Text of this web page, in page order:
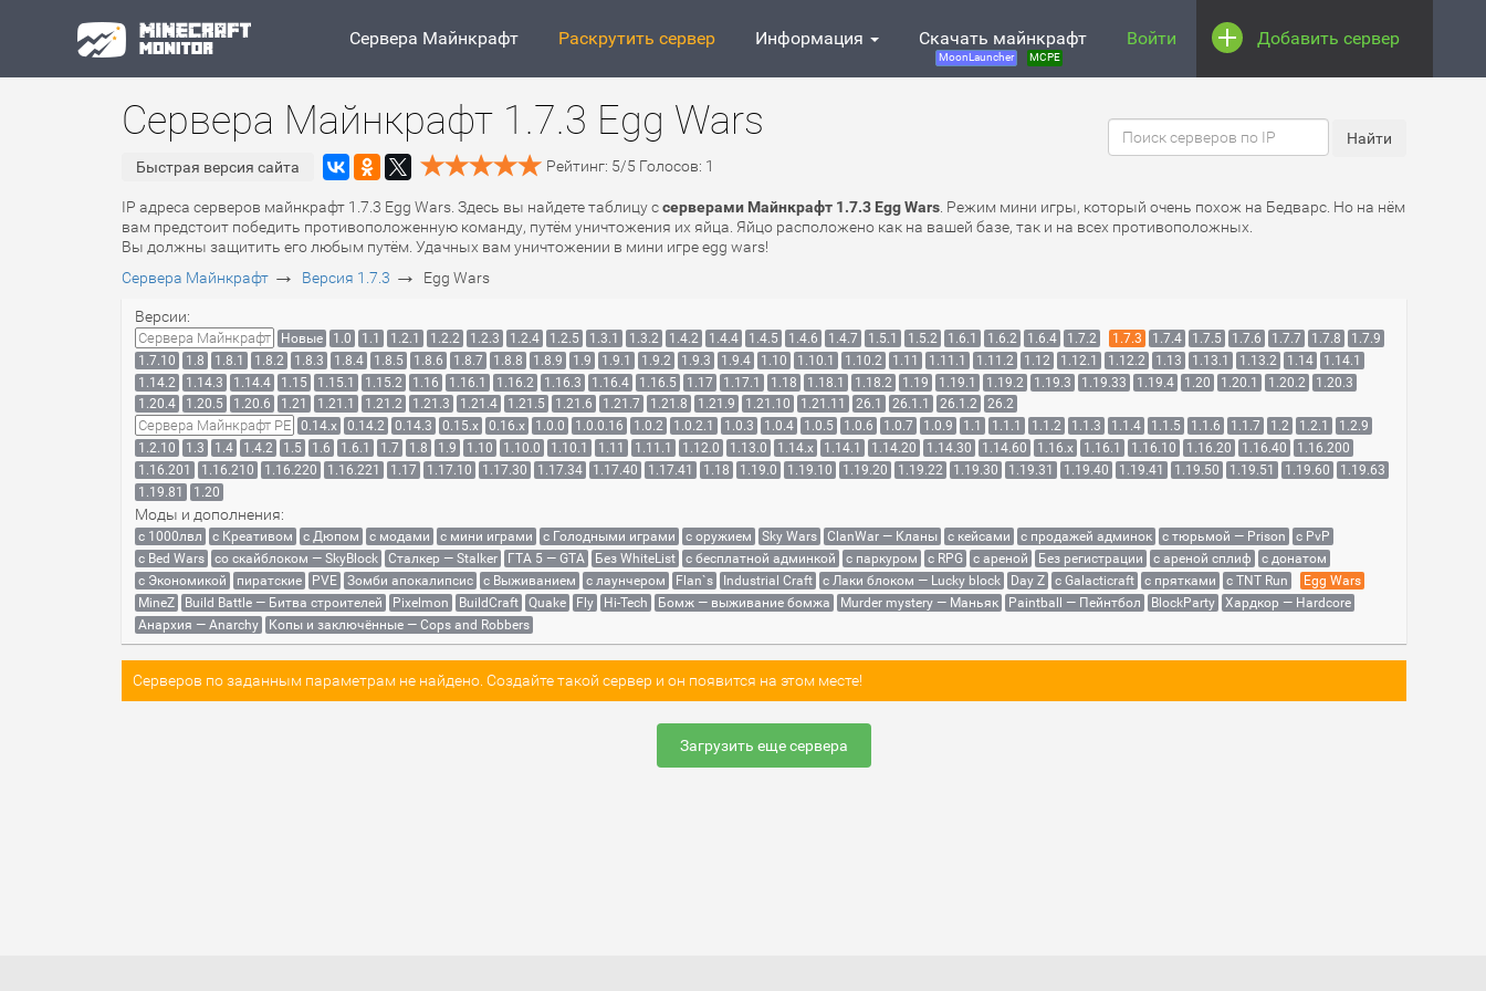
Сервера Майнкрафт Раскрутить сервер Информация Скачать майнкрафт
MoonLauncher MCPE
Войти Добавить сервер
Сервера Майнкрафт 1.7.3 Egg Wars
Быстрая версия сайта Рейтинг: 5/5 Голосов: 1
IP адреса серверов майнкрафт 1.7.3 Egg Wars. Здесь вы найдете таблицу ссерверами Майнкрафт 1.7.3 Egg Wars . Режим мини игры, который очень похож на Бедварс. Но на нём
вам предстоит победить противоположенную команду, путём уничтожения их яйца. Яйцо расположено как на вашей базе, так и на всех противоположных.
Вы должны защитить его любым путём. Удачных вам уничтожении в мини игре egg wars!
Сервера Майнкрафт → Версия 1.7.3 → Egg Wars
Версии:
Сервера Майнкрафт Новые 1.0 1.1 1.2.1 1.2.2 1.2.3 1.2.4 1.2.5 1.3.1 1.3.2 1.4.2 1.4.4 1.4.5 1.4.6 1.4.7 1.5.1 1.5.2 1.6.1 1.6.2 1.6.4 1.7.2 1.7.3 1.7.4 1.7.5 1.7.6 1.7.7 1.7.8
1.7.9
1.7.10
1.8 1.8.1 1.8.2 1.8.3 1.8.4 1.8.5 1.8.6 1.8.7 1.8.8 1.8.9 1.9 1.9.1 1.9.2 1.9.3 1.9.4 1.10 1.10.1 1.10.2 1.11 1.11.1 1.11.2 1.12 1.12.1 1.12.2 1.13 1.13.1 1.13.2 1.14
1.14.1
1.14.2
1.14.3 1.14.4 1.15 1.15.1 1.15.2 1.16 1.16.1 1.16.2 1.16.3 1.16.4 1.16.5 1.17 1.17.1 1.18 1.18.1 1.18.2 1.19 1.19.1 1.19.2 1.19.3 1.19.33 1.19.4 1.20 1.20.1 1.20.2
1.20.3
1.20.4
1.20.5 1.20.6 1.21 1.21.1 1.21.2 1.21.3 1.21.4 1.21.5 1.21.6 1.21.7 1.21.8 1.21.9 1.21.10 1.21.11 26.1 26.1.1 26.1.2 26.2
Сервера Майнкрафт PE 0.14.x 0.14.2 0.14.3 0.15.x 0.16.x 1.0.0 1.0.0.16 1.0.2 1.0.2.1 1.0.3 1.0.4 1.0.5 1.0.6 1.0.7 1.0.9 1.1 1.1.1 1.1.2 1.1.3 1.1.4 1.1.5 1.1.6 1.1.7 1.2 1.2.1
1.2.9
1.2.10
1.3 1.4 1.4.2 1.5 1.6 1.6.1 1.7 1.8 1.9 1.10 1.10.0 1.10.1 1.11 1.11.1 1.12.0 1.13.0 1.14.x 1.14.1 1.14.20 1.14.30 1.14.60 1.16.x 1.16.1 1.16.10 1.16.20 1.16.40
1.16.200
1.16.201
1.16.210 1.16.220 1.16.221 1.17 1.17.10 1.17.30 1.17.34 1.17.40 1.17.41 1.18 1.19.0 1.19.10 1.19.20 1.19.22 1.19.30 1.19.31 1.19.40 1.19.41 1.19.50 1.19.51 1.19.60
1.19.63
1.19.81
1.20
Моды и дополнения:
с 1000лвл c Креативом с Дюпом с модами с мини играми с Голодными играми с оружием Sky Wars ClanWar — Кланы с кейсами с продажей админок с тюрьмой — Prison
с PvP
с Bed Wars
со скайблоком — SkyBlock Сталкер — Stalker ГТА 5 — GTA Без WhiteList с бесплатной админкой с паркуром с RPG с ареной Без регистрации с ареной сплиф
с донатом
с Экономикой
пиратские PVE Зомби апокалипсис с Выживанием с лаунчером Flan`s Industrial Craft с Лаки блоком — Lucky block Day Z с Galacticraft с прятками с TNT Run
Egg Wars
MineZ
Build Battle — Битва строителей Pixelmon BuildCraft Quake Fly Hi-Tech Бомж — выживание бомжа Murder mystery — Маньяк Paintball — Пейнтбол BlockParty
Хардкор — Hardcore
Анархия — Anarchy
Копы и заключённые — Cops and Robbers
Серверов по заданным параметрам не найдено. Создайте такой сервер и он появится на этом месте!
Загрузить еще сервера